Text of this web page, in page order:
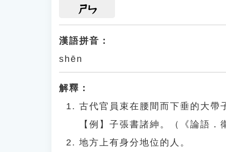
ㄕㄣ
漢語拼音：
shēn
解釋：
古代官員束在腰間而下垂的大帶
【例】子張書諸紳。（《論語．
地方上有身分地位的人。